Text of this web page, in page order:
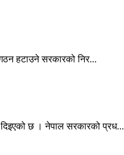
हटाउने सरकारको निर...
छ । नेपाल सरकारको प्रध...